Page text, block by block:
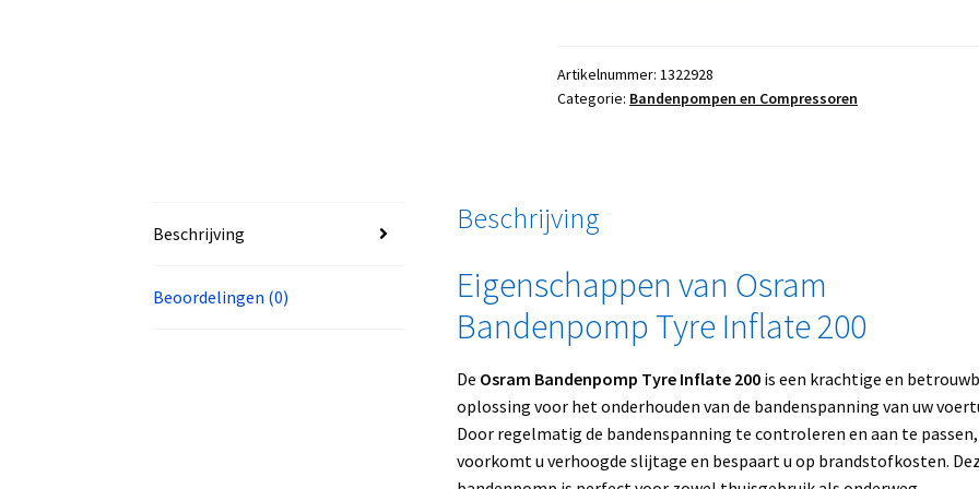
Artikelnummer:1322928
Categorie: Bandenpompen en Compressoren
Beschrijving
Beoordelingen (0)
Beschrijving
Eigenschappen van Osram
Bandenpomp Tyre Inflate 200
De Osram Bandenpomp Tyre Inflate 200is een krachtige en
oplossing voor het onderhouden van de bandenspanning van uw
Door regelmatig de bandenspanning te controleren en aan te passen,
voorkomt u verhoogde slijtage en bespaart u op brandstofkosten.